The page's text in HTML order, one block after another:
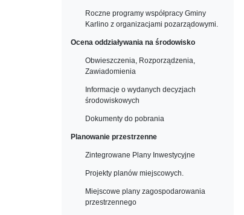
Roczne programy współpracy Gminy
Karlino z organizacjami pozarządowymi.
Ocena oddziaływania na środowisko
Obwieszczenia, Rozporządzenia,
Zawiadomienia
Informacje o wydanych decyzjach
środowiskowych
Dokumenty do pobrania
Planowanie przestrzenne
Zintegrowane Plany Inwestycyjne
Projekty planów miejscowych.
Miejscowe plany zagospodarowania
przestrzennego